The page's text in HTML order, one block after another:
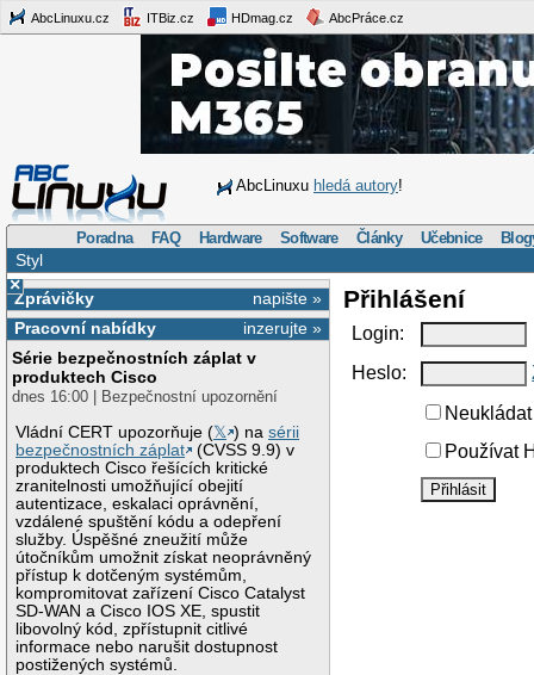
AbcLinuxu.cz ITBiz.cz HDmag.cz AbcPráce.cz
AbcLinuxu hledá autory!
Poradna FAQ Hardware Software Články Učebnice
Styl
×
napište »
Zprávičky
inzerujte »
Pracovní nabídky
Série bezpečnostních záplat v
produktech Cisco
dnes 16:00 | Bezpečnostní upozornění
Vládní CERT upozorňuje (𝕏 ) nasérii
bezpečnostních záplat
(CVSS 9.9) v
produktech Cisco řešících kritické
zranitelnosti umožňující obejití
autentizace, eskalaci oprávnění,
vzdálené spuštění kódu a odepření
služby. Úspěšné zneužití může
útočníkům umožnit získat neoprávněný
přístup k dotčeným systémům,
kompromitovat zařízení Cisco Catalyst
SD-WAN a Cisco IOS XE, spustit
libovolný kód, zpřístupnit citlivé
informace nebo narušit dostupnost
postižených systémů.
Přihlášení
Login:
Heslo:
Používat